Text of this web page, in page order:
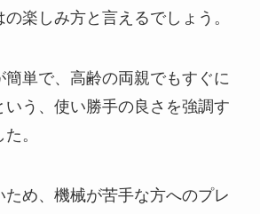
楽しみ方と言えるでしょう。
簡単で、高齢の両親でもすぐに
いう、使い勝手の良さを強調す
。
め、機械が苦手な方へのプレ